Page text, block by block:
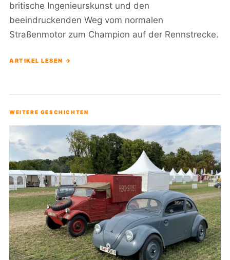
britische Ingenieurskunst und den
beeindruckenden Weg vom normalen
Straßenmotor zum Champion auf der Rennstrecke.
ARTIKEL LESEN →
WEITERE GESCHICHTEN